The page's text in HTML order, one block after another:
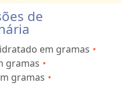
de
em gramas
gramas
gramas